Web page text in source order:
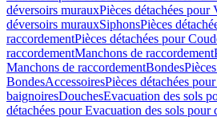
déversoirs murauxPièces détachées pour
déversoirs murauxSiphonsPièces
raccordementPièces détachées pour
raccordementManchons de raccordement
Manchons de raccordementBondes
BondesAccessoiresPièces détachées
baignoiresDouchesEvacuation des sols
détachées pour Evacuation des sols pour